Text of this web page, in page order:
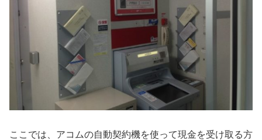
ここでは、アコムの自動契約機を使って現金を受け取る方